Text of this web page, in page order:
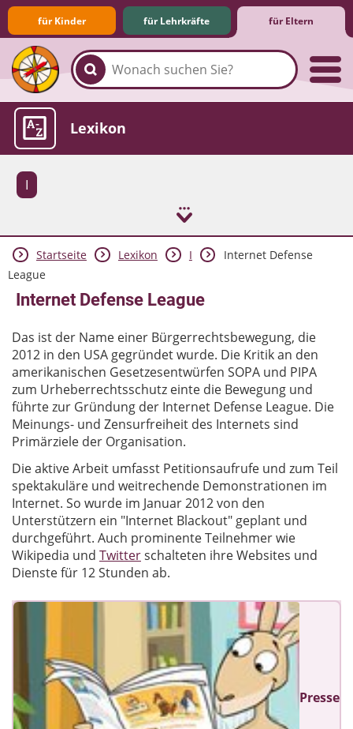
für Kinder für Lehrkräfte für Eltern
Familie & Medien
Spieletipps & Lernsoftware
Die Jüngsten im Netz
Lexikon
I
Aktuelles
Startseite Lexikon I
Internet Defense
League
Internet Defense League
Das ist der Name einer Bürgerrechtsbewegung, die
2012 in den USA gegründet wurde. Die Kritik an den
amerikanischen Gesetzesentwürfen SOPA und PIPA
zum Urheberrechtsschutz einte die Bewegung und
führte zur Gründung der Internet Defense League. Die
Meinungs- und Zensurfreiheit des Internets sind
Primärziele der Organisation.
Die aktive Arbeit umfasst Petitionsaufrufe und zum Teil
spektakuläre und weitrechende Demonstrationen im
Internet. So wurde im Januar 2012 von den
Unterstützern ein "Internet Blackout" geplant und
durchgeführt. Auch prominente Teilnehmer wie
Wikipedia und Twitterschalteten ihre Websites und
Dienste für 12 Stunden ab.
Presse